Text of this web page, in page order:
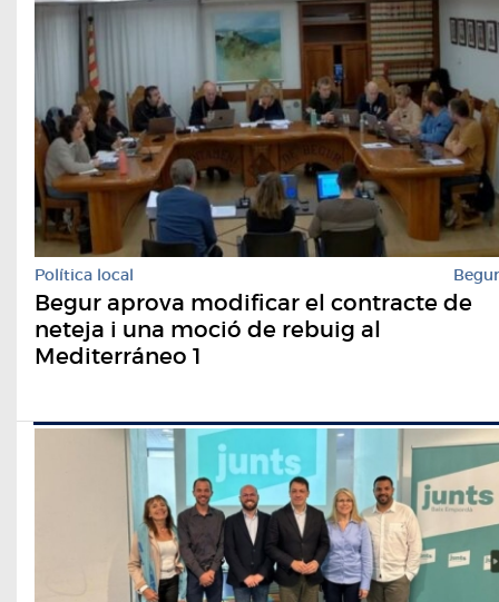
Política local Begur
Begur aprova modificar el contracte de
neteja i una moció de rebuig al
Mediterráneo 1